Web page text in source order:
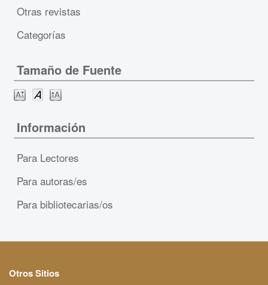
Otras revistas
Categorías
Tamaño de Fuente
Información
Para Lectores
Para autoras/es
Para bibliotecarias/os
Otros Sitios